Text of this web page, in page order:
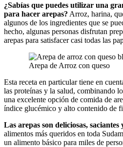
¿Sabías que puedes utilizar una
para hacer arepas? Arroz, harina,
algunos de los ingredientes que se
hecho, algunas personas disfrutan
arepas para satisfacer casi todas las
Arepa de Arroz con queso
Esta receta en particular tiene en
las proteínas y la salud, combinando
una excelente opción de comida de
índice glucémico y alto contenido de
Las arepas son deliciosas,
alimentos más queridos en toda
un alimento básico para miles de